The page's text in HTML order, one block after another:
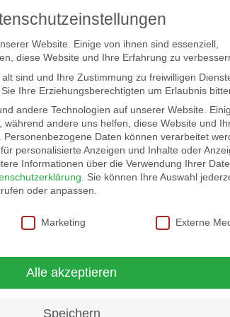
SCOUT ELB-LOCATION: PANORAMA
Website. Einige von ihnen sind essenziell,
diese Website und Ihre Erfahrung zu
sind und Ihre Zustimmung zu freiwilligen
Ihre Erziehungsberechtigten um Erlaubnis
andere Technologien auf unserer Website.
während andere uns helfen, diese Website und
Personenbezogene Daten können verarbeitet
personalisierte Anzeigen und Inhalte oder
Informationen über die Verwendung Ihrer
Sie können Ihre Auswahl
oder anpassen.
Marketing Externe
Alle akzeptieren
Speichern